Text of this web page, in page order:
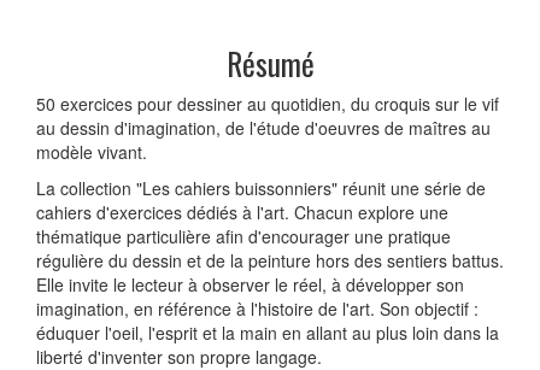
Résumé
50 exercices pour dessiner au quotidien, du croquis sur le vif
au dessin d'imagination, de l'étude d'oeuvres de maîtres au
modèle vivant.
La collection "Les cahiers buissonniers" réunit une série de
cahiers d'exercices dédiés à l'art. Chacun explore une
thématique particulière afin d'encourager une pratique
régulière du dessin et de la peinture hors des sentiers battus.
Elle invite le lecteur à observer le réel, à développer son
imagination, en référence à l'histoire de l'art. Son objectif :
éduquer l'oeil, l'esprit et la main en allant au plus loin dans la
liberté d'inventer son propre langage.